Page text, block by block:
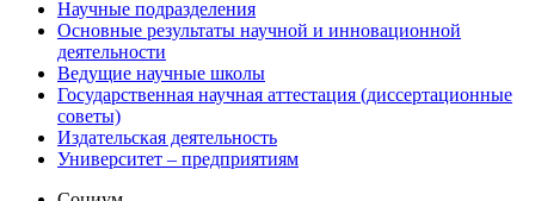
Научные подразделения
Основные результаты научной и инновационной
деятельности
Ведущие научные школы
Государственная научная аттестация (диссертационные
советы)
Издательская деятельность
Университет – предприятиям